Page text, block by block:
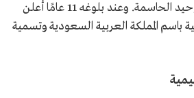
الانتصارات في معارك التوحيد الحاسمة. وعند بلوغه 11 عامًا أُعلن
باسم المملكة العربية السعودية وتسمية